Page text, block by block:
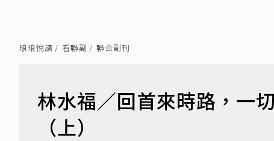
琅琅悅讀 看聯副 聯合副刊
林水福／回首來時路，一
（上）